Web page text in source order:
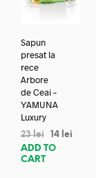
Sapun
presat la
rece
Arbore
de Ceai –
YAMUNA
Luxury
23lei 14 lei
ADD TO
CART